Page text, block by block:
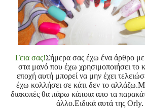
Γεια σας!Σήμερα σας έχω ένα άρθρο
στα μανό που έχω χρησιμοποιήσει το
εποχή αυτή μπορεί να μην έχει
έχω κολλήσει σε κάτι δεν το
διακοπές θα πάρω κάποια απο τα
άλλο.Ειδικά αυτά της Orly.